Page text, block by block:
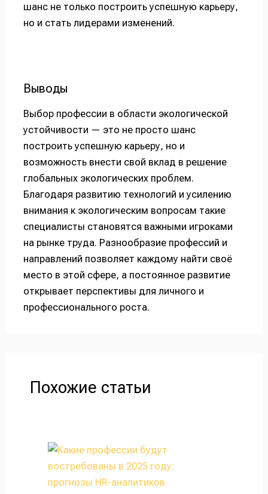
шанс не только построить успешную карьеру,
но и стать лидерами изменений.
Выводы
Выбор профессии в области экологической
устойчивости — это не просто шанс
построить успешную карьеру, но и
возможность внести свой вклад в решение
глобальных экологических проблем.
Благодаря развитию технологий и усилению
внимания к экологическим вопросам такие
специалисты становятся важными игроками
на рынке труда. Разнообразие профессий и
направлений позволяет каждому найти своё
место в этой сфере, а постоянное развитие
открывает перспективы для личного и
профессионального роста.
Похожие статьи